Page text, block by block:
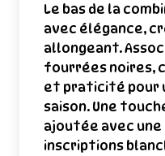
Le bas de la
avec élégance,
allongeant.
fourrées noires,
et praticité pour
saison. Une
ajoutée avec
inscriptions